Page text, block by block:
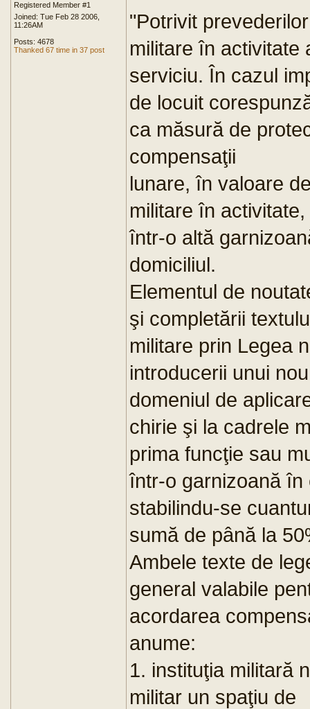
Registered Member #1
Joined: Tue Feb 28 2006,
11:26AM
Posts: 4678
Thanked 67 time in 37 post
"Potrivit
militare în activitate
serviciu. În cazul
de locuit
ca măsură de
compensaţii
lunare, în valoare
militare în
într-o altă
domiciliul.
Elementul de
şi completării
militare prin Legea
introducerii unui
domeniul de
chirie şi la cadrele
prima funcţie sau
într-o garnizoană
stabilindu-se
sumă de până la
Ambele texte de
general valabile
acordarea
anume:
1. instituţia militară
militar un spaţiu de